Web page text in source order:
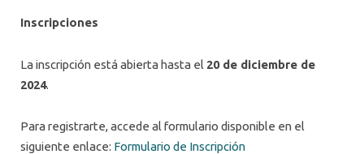
Inscripciones
La inscripción está abierta hasta el 20 de diciembre de
2024.
Para registrarte, accede al formulario disponible en el
siguiente enlace: Formulario de Inscripción